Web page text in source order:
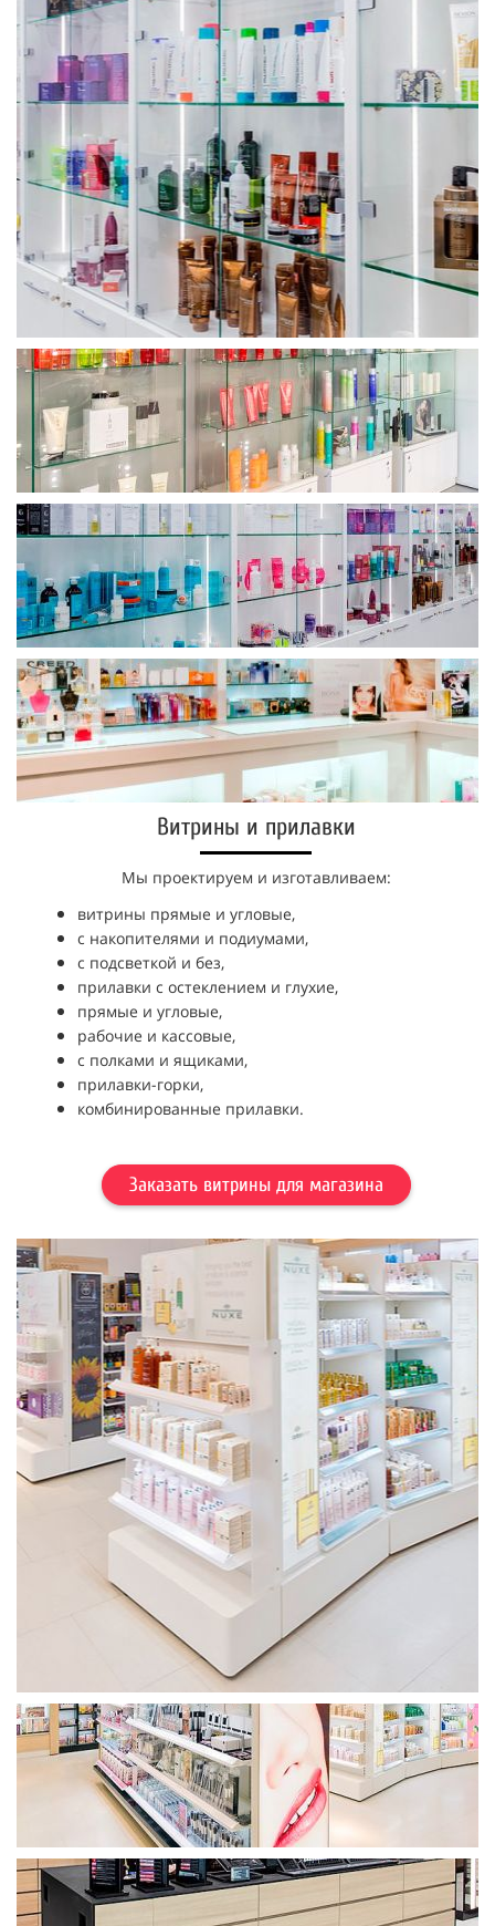
Витрины и прилавки
Мы проектируем и изготавливаем:
витрины прямые и угловые,
с накопителями и подиумами,
с подсветкой и без,
прилавки с остеклением и глухие,
прямые и угловые,
рабочие и кассовые,
с полками и ящиками,
прилавки-горки,
комбинированные прилавки.
Заказать витрины для магазина